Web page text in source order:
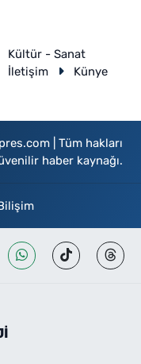
Kültür - Sanat
İletişim Künye
| Tüm hakları
haber kaynağı.